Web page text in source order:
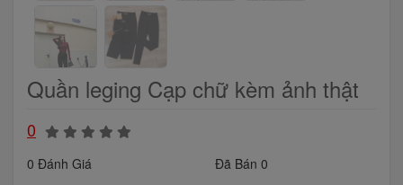
Quần leging Cạp chữ kèm ảnh thật
0
0 Đánh Giá
Đã Bán 0